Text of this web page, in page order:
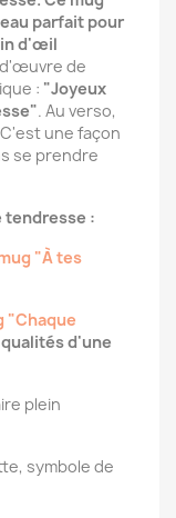
parfait pour
d'œil
de
: "Joyeux
. Au verso,
une façon
se prendre
tendresse :
"À tes
"Chaque
qualités d'une
plein
symbole de